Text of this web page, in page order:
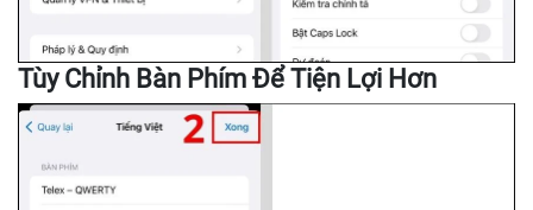
Tùy Chỉnh Bàn Phím Để Tiện Lợi Hơn